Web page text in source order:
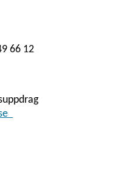
66 12